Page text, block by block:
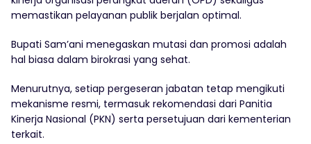
memastikan pelayanan publik berjalan optimal.
‎Bupati Sam’ani menegaskan mutasi dan promosi adalah
hal biasa dalam birokrasi yang sehat.
Menurutnya, setiap pergeseran jabatan tetap mengikuti
mekanisme resmi, termasuk rekomendasi dari Panitia
Kinerja Nasional (PKN) serta persetujuan dari kementerian
terkait.